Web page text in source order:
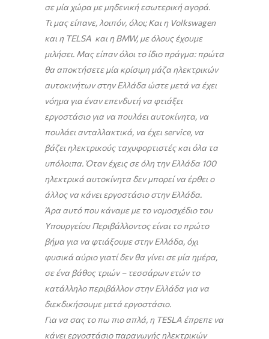
σε μία χώρα με μηδενική εσωτερική αγορά.
Τι μας είπανε, λοιπόν, όλοι; Και η Volkswagen
και η TELSA και η BMW, με όλους έχουμε
μιλήσει. Μας είπαν όλοι το ίδιο πράγμα: πρώτα
θα αποκτήσετε μία κρίσιμη μάζα ηλεκτρικών
αυτοκινήτων στην Ελλάδα ώστε μετά να έχει
νόημα για έναν επενδυτή να φτιάξει
εργοστάσιο για να πουλάει αυτοκίνητα, να
πουλάει ανταλλακτικά, να έχει service, να
βάζει ηλεκτρικούς ταχυφορτιστές και όλα τα
υπόλοιπα. Όταν έχεις σε όλη την Ελλάδα 100
ηλεκτρικά αυτοκίνητα δεν μπορεί να έρθει ο
άλλος να κάνει εργοστάσιο στην Ελλάδα.
Άρα αυτό που κάναμε με το νομοσχέδιο του
Υπουργείου Περιβάλλοντος είναι το πρώτο
βήμα για να φτιάξουμε στην Ελλάδα, όχι
φυσικά αύριο γιατί δεν θα γίνει σε μία ημέρα,
σε ένα βάθος τριών – τεσσάρων ετών το
κατάλληλο περιβάλλον στην Ελλάδα για να
διεκδικήσουμε μετά εργοστάσιο.
Για να σας το πω πιο απλά, η TESLA έπρεπε να
κάνει εργοστάσιο παραγωγής ηλεκτρικών